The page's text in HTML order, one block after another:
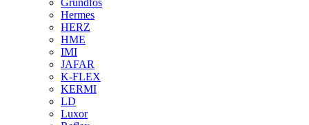
Hermes
HERZ
HME
IMI
JAFAR
K-FLEX
KERMI
LD
Luxor